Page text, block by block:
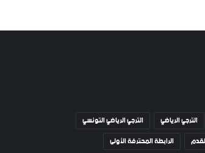
الترجي الرياضي
الترجي الرياضي التونسي
الرابطة المحترفة الأولى